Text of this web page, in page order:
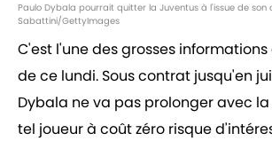
Paulo Dybala pourrait quitter la Juventus à l'issue de son
Sabattini/GettyImages
C'est l'une des grosses
de ce lundi. Sous contrat jusqu'en
Dybala ne va pas prolonger avec la
tel joueur à coût zéro risque